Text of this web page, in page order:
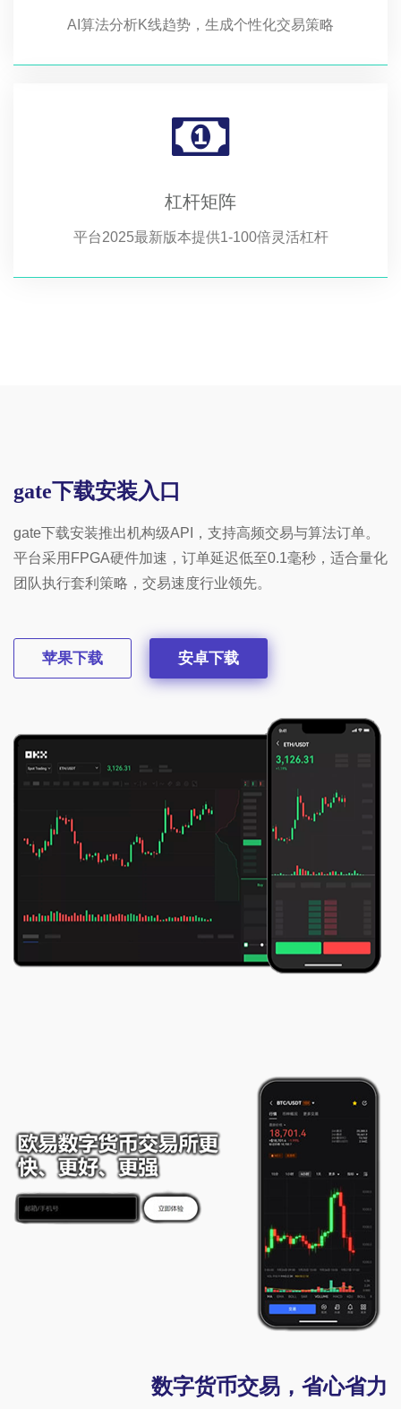
AI算法分析K线趋势，生成个性化交易策略
杠杆矩阵
平台2025最新版本提供1-100倍灵活杠杆
gate下载安装入口
gate下载安装推出机构级API，支持高频交易与算法订单。
平台采用FPGA硬件加速，订单延迟低至0.1毫秒，适合量化
团队执行套利策略，交易速度行业领先。
苹果下载 安卓下载
数字货币交易，省心省力